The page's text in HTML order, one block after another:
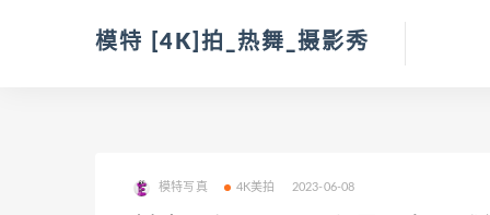
模特 [4K]拍_热舞_摄影秀
模特写真 4K美拍 2023-06-08